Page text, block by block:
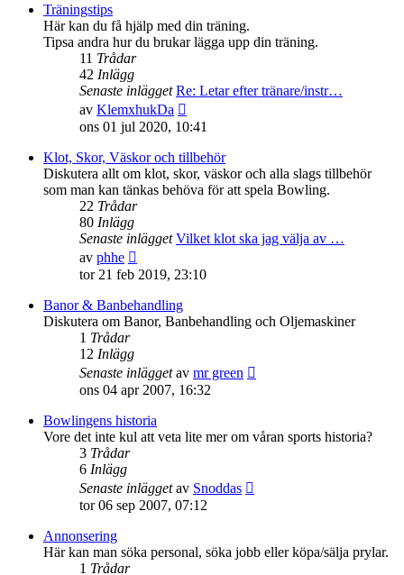
inlägget
Träningstips
Här kan du få hjälp med din träning.
Tipsa andra hur du brukar lägga upp din träning.
11 Trådar
42 Inlägg
Senaste inlägget Re: Letar efter tränare/instr…
av KlemxhukDa
till
senaste
inlägget
ons 01 jul 2020, 10:41
Klot, Skor, Väskor och tillbehör
Diskutera allt om klot, skor, väskor och alla slags tillbehör
som man kan tänkas behöva för att spela Bowling.
22 Trådar
80 Inlägg
Senaste inlägget Vilket klot ska jag välja av …
av phhe
till
senaste
inlägget
tor 21 feb 2019, 23:10
Banor & Banbehandling
Diskutera om Banor, Banbehandling och Oljemaskiner
1 Trådar
12 Inlägg
Senaste inläggetav mr green
inlägget
ons 04 apr 2007, 16:32
Bowlingens historia
Vore det inte kul att veta lite mer om våran sports historia?
3 Trådar
6 Inlägg
Senaste inläggetav Snoddas
inlägget
tor 06 sep 2007, 07:12
Annonsering
Här kan man söka personal, söka jobb eller köpa/sälja prylar.
1 Trådar